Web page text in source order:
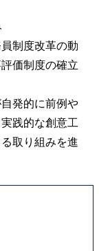
制度改革の動
価制度の確立
発的に前例や
践的な創意工
取り組みを進